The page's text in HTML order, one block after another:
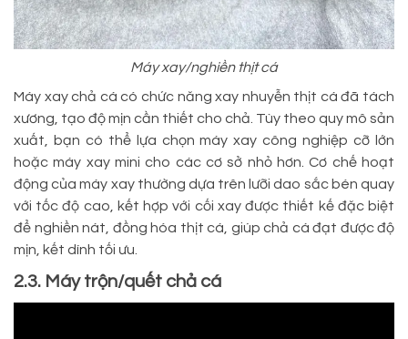
Máy xay/nghiền thịt cá
Máy xay chả cá có chức năng xay nhuyễn thịt cá đã tách
xương, tạo độ mịn cần thiết cho chả. Tùy theo quy mô sản
xuất, bạn có thể lựa chọn máy xay công nghiệp cỡ lớn
hoặc máy xay mini cho các cơ sở nhỏ hơn. Cơ chế hoạt
động của máy xay thường dựa trên lưỡi dao sắc bén quay
với tốc độ cao, kết hợp với cối xay được thiết kế đặc biệt
để nghiền nát, đồng hóa thịt cá, giúp chả cá đạt được độ
mịn, kết dính tối ưu.
2.3. Máy trộn/quết chả cá